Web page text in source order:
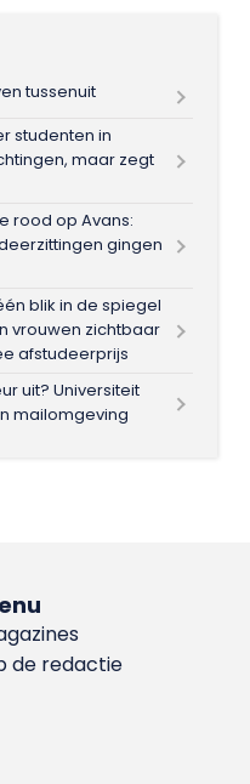
tussenuit
studenten in
maar zegt
rood op Avans:
gingen
blik in de spiegel
vrouwen zichtbaar
afstudeerprijs
uit? Universiteit
mailomgeving
de redactie